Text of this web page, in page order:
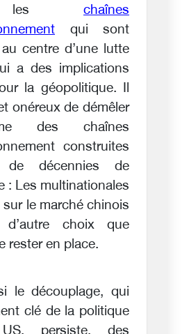
les chaînes
qui sont
centre d’une lutte
a des implications
la géopolitique. Il
onéreux de démêler
des chaînes
construites
décennies de
: Les multinationales
le marché chinois
d’autre choix que
rester en place.
le découplage, qui
clé de la politique